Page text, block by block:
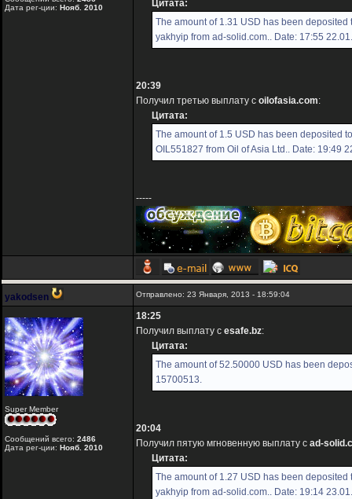
Дата рег-ции: Нояб. 2010
Цитата:
The amount of 1.31 USD has been
yakhyip from ad-solid.com.. Date: 17:55
20:39
Получил третью выплату с oilofasia.com:
Цитата:
The amount of 1.5 USD has been deposited
OIL551827 from Oil of Asia Ltd.. Date: 19:49
-----
yakodsen Отправлено: 23 Января, 2013 - 18:59:04
Super Member
Сообщений всего: 2486
Дата рег-ции: Нояб. 2010
18:25
Получил выплату с esafe.bz:
Цитата:
The amount of 52.50000 USD has been
15700513.
20:04
Получил пятую мгновенную выплату с ad-
Цитата:
The amount of 1.27 USD has been
yakhyip from ad-solid.com.. Date: 19:14